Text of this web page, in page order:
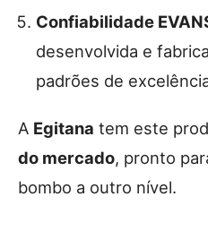
Confiabilidade
desenvolvida e
padrões de
A Egitana tem este
do mercado, pronto
bombo a outro nível.